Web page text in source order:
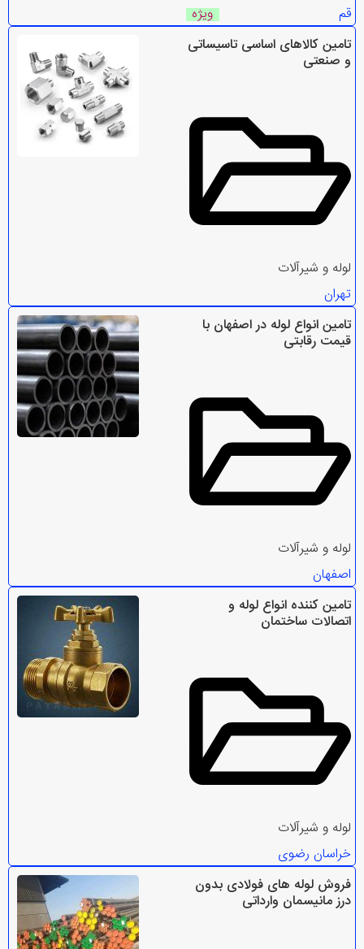
قم
ویژه
تامین کالاهای اساسی تاسیساتی
و صنعتی
لوله و شیرآلات
تهران
تامین انواع لوله در اصفهان با
قیمت رقابتی
لوله و شیرآلات
اصفهان
تامین کننده انواع لوله و
اتصالات ساختمان
لوله و شیرآلات
خراسان رضوی
فروش لوله های فولادی بدون
درز مانیسمان وارداتی